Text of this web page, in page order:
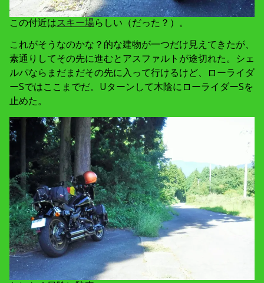
この付近はスキー場らしい（だった？）。
これがそうなのかな？的な建物が一つだけ見えてきたが、
素通りしてその先に進むとアスファルトが途切れた。シェ
ルパならまだまだその先に入って行けるけど、ローライダ
ーSではここまでだ。Uターンして木陰にローライダーSを
止めた。